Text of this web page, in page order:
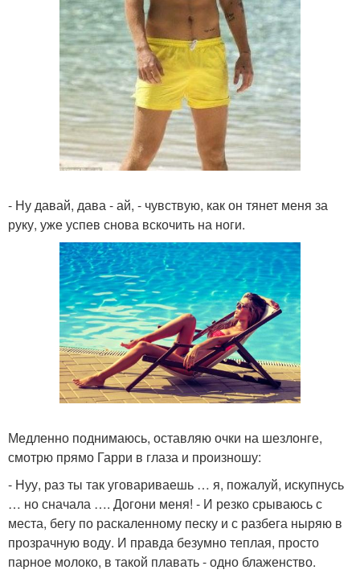
- Ну давай, дава - ай, - чувствую, как он тянет меня за
руку, уже успев снова вскочить на ноги.
Медленно поднимаюсь, оставляю очки на шезлонге,
смотрю прямо Гарри в глаза и произношу:
- Нуу, раз ты так уговариваешь … я, пожалуй, искупнусь
… но сначала …. Догони меня! - И резко срываюсь с
места, бегу по раскаленному песку и с разбега ныряю в
прозрачную воду. И правда безумно теплая, просто
парное молоко, в такой плавать - одно блаженство.